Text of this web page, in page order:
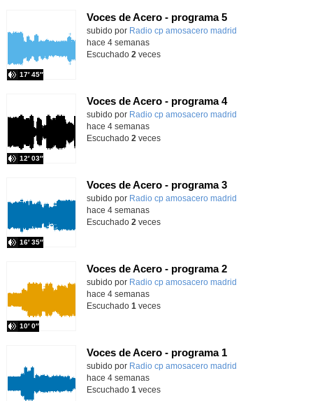
Voces de Acero - programa 5
Contenido educativo.
subido por Radio cp amosacero madrid
17′ 45″
hace 4 semanas
Escuchado 2 veces
Voces de Acero - programa 4
Contenido educativo.
subido por Radio cp amosacero madrid
12′ 03″
hace 4 semanas
Escuchado 2 veces
Voces de Acero - programa 3
Contenido educativo.
subido por Radio cp amosacero madrid
16′ 35″
hace 4 semanas
Escuchado 2 veces
Voces de Acero - programa 2
Contenido educativo.
subido por Radio cp amosacero madrid
10′ 0″
hace 4 semanas
Escuchado 1 veces
Voces de Acero - programa 1
Contenido educativo.
subido por Radio cp amosacero madrid
hace 4 semanas
Escuchado 1 veces